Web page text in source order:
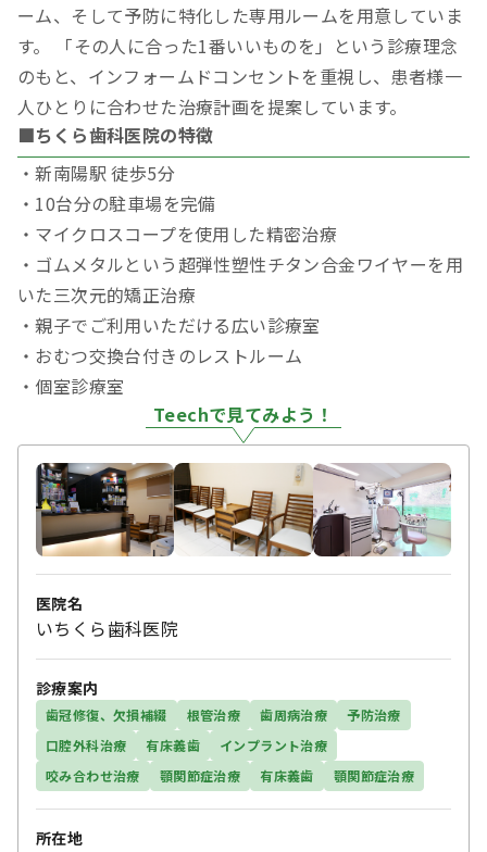
ーム、そして予防に特化した専用ルームを用意していま
す。 「その人に合った1番いいものを」という診療理念
のもと、インフォームドコンセントを重視し、患者様一
人ひとりに合わせた治療計画を提案しています。
■ちくら歯科医院の特徴
・新南陽駅 徒歩5分
・10台分の駐車場を完備
・マイクロスコープを使用した精密治療
・ゴムメタルという超弾性塑性チタン合金ワイヤーを用
いた三次元的矯正治療
・親子でご利用いただける広い診療室
・おむつ交換台付きのレストルーム
・個室診療室
Teechで見てみよう！
医院名
いちくら歯科医院
診療案内
歯冠修復、欠損補綴 根管治療 歯周病治療
予防治療
口腔外科治療
有床義歯
インプラント治療
咬み合わせ治療
顎関節症治療 有床義歯 顎関節症治療
所在地